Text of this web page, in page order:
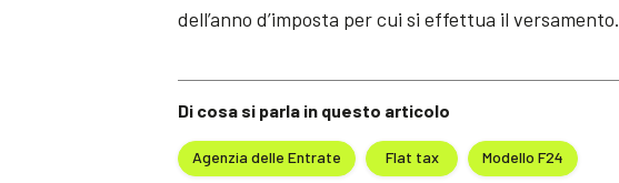
Di cosa si parla in questo articolo
Agenzia delle Entrate Flat tax Modello F24
dell’anno d’imposta per cui si effettua il versamento.